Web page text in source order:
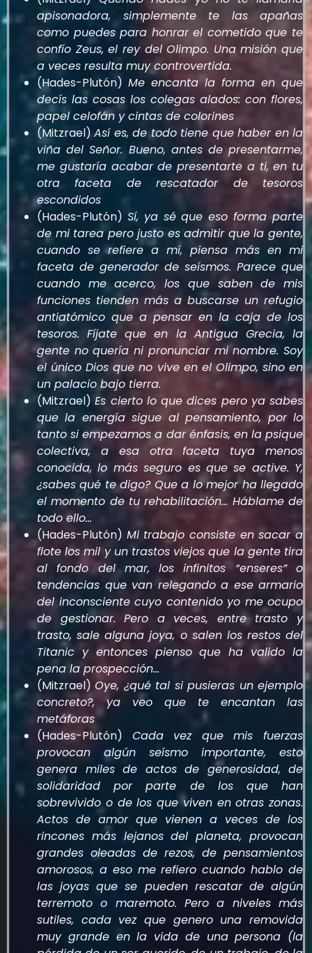
apisonadora, simplemente te las apañas
como puedes para honrar el cometido que te
confío Zeus, el rey del Olimpo. Una misión que
a veces resulta muy controvertida.
(Hades-Plutón) Me encanta la forma en que
decís las cosas los colegas alados: con flores,
papel celofán y cintas de colorines
(Mitzrael)Así es, de todo tiene que haber en la
viña del Señor. Bueno, antes de presentarme,
me gustaría acabar de presentarte a ti, en tu
otra faceta de rescatador de tesoros
escondidos
(Hades-Plutón) Sí, ya sé que eso forma parte
de mi tarea pero justo es admitir que la gente,
cuando se refiere a mí, piensa más en mi
faceta de generador de seísmos. Parece que
cuando me acerco, los que saben de mis
funciones tienden más a buscarse un refugio
antiatómico que a pensar en la caja de los
tesoros. Fíjate que en la Antigua Grecia, la
gente no quería ni pronunciar mi nombre. Soy
el único Dios que no vive en el Olimpo, sino en
un palacio bajo tierra.
(Mitzrael)Es cierto lo que dices pero ya sabes
que la energía sigue al pensamiento, por lo
tanto si empezamos a dar énfasis, en la psique
colectiva, a esa otra faceta tuya menos
conocida, lo más seguro es que se active. Y,
¿sabes qué te digo? Que a lo mejor ha llegado
el momento de tu rehabilitación… Háblame de
todo ello…
(Hades-Plutón) Mi trabajo consiste en sacar a
flote los mil y un trastos viejos que la gente tira
al fondo del mar, los infinitos “enseres” o
tendencias que van relegando a ese armario
del inconsciente cuyo contenido yo me ocupo
de gestionar. Pero a veces, entre trasto y
trasto, sale alguna joya, o salen los restos del
Titanic y entonces pienso que ha valido la
pena la prospección…
(Mitzrael)Oye, ¿qué tal si pusieras un ejemplo
concreto?, ya veo que te encantan las
metáforas
(Hades-Plutón) Cada vez que mis fuerzas
provocan algún seísmo importante, esto
genera miles de actos de generosidad, de
solidaridad por parte de los que han
sobrevivido o de los que viven en otras zonas.
Actos de amor que vienen a veces de los
rincones más lejanos del planeta, provocan
grandes oleadas de rezos, de pensamientos
amorosos, a eso me refiero cuando hablo de
las joyas que se pueden rescatar de algún
terremoto o maremoto. Pero a niveles más
sutiles, cada vez que genero una removida
muy grande en la vida de una persona (la